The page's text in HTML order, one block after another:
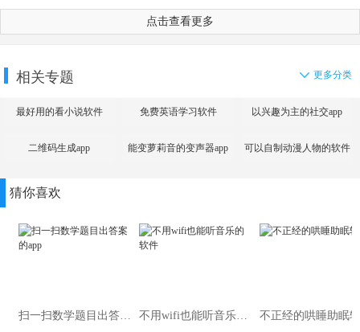
点击查看更多
相关专题 更多分类
最好用的看小说软件 免费英语学习软件 以兴趣为主的社交app
二维码生成app 能变萝莉音的变声器app 可以自制动漫人物的软件
猜你喜欢
扫一扫数学题目出答案的app 不用wifi也能听音乐的软件 不正经的哄睡助眠